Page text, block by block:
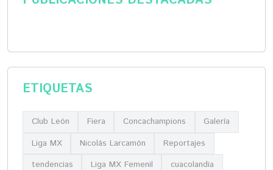
ETIQUETAS
Club León Fiera Concachampions
Galería
Liga MX
Nicolás Larcamón
Reportajes
tendencias
Liga MX Femenil cuacolandia